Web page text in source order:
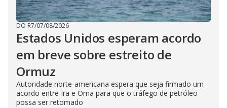
DO R7/07/08/2026
Estados Unidos esperam acordo
em breve sobre estreito de
Ormuz
Autoridade norte-americana espera que seja firmado um
acordo entre Irã e Omã para que o tráfego de petróleo
possa ser retomado